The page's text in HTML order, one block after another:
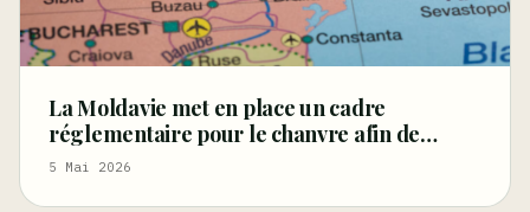
La Moldavie met en place un cadre
réglementaire pour le chanvre afin de
relancer les filières de la fibre et des graines
5 Mai 2026